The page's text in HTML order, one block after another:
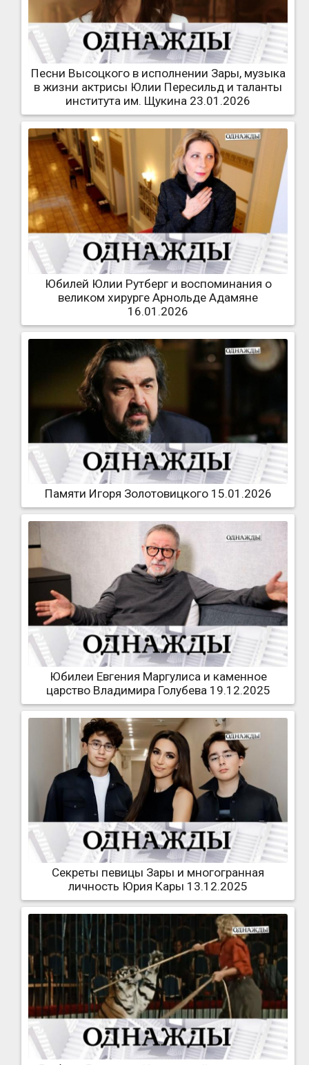
Песни Высоцкого в исполнении Зары, музыка
в жизни актрисы Юлии Пересильд и таланты
института им. Щукина 23.01.2026
Юбилей Юлии Рутберг и воспоминания о
великом хирурге Арнольде Адамяне
16.01.2026
Памяти Игоря Золотовицкого 15.01.2026
Юбилеи Евгения Маргулиса и каменное
царство Владимира Голубева 19.12.2025
Секреты певицы Зары и многогранная
личность Юрия Кары 13.12.2025